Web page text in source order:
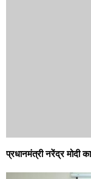
प्रधानमंत्री नरेंद्र मोदी